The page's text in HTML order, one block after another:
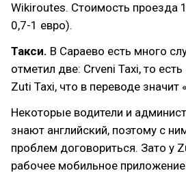
Wikiroutes. Стоимость проезда
0,7-1 евро).
Такси. В Сараево есть много
отметил две: Crveni Taxi, то есть
Zuti Taxi, что в переводе значит
Некоторые водители и
знают английский, поэтому с
проблем договориться. Зато у
рабочее мобильное